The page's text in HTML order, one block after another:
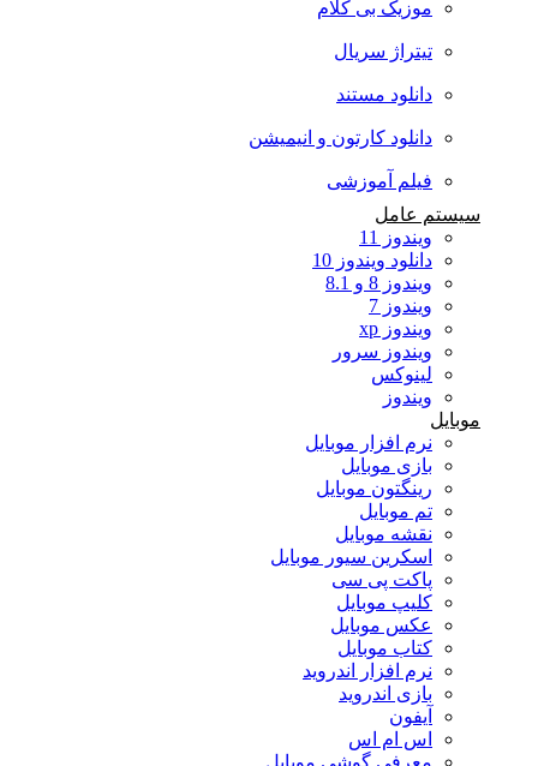
موزیک بی کلام
تیتراژ سریال
دانلود مستند
دانلود کارتون و انیمیشن
فیلم آموزشی
سیستم عامل
ویندوز 11
دانلود ویندوز 10
ویندوز 8 و 8.1
ویندوز 7
ویندوز xp
ویندوز سرور
لینوکس
ویندوز
موبایل
نرم افزار موبایل
بازی موبایل
رینگتون موبایل
تم موبایل
نقشه موبایل
اسکرین سیور موبایل
پاکت پی سی
کلیپ موبایل
عکس موبایل
کتاب موبایل
نرم افزار اندروید
بازی اندروید
آیفون
اس ام اس
معرفی گوشی موبایل